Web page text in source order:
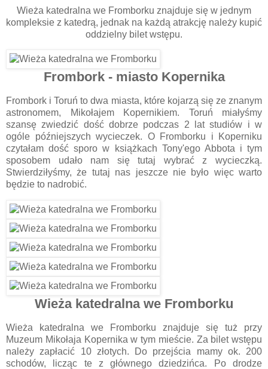
Wieża katedralna we Fromborku znajduje się w jednym
kompleksie z katedrą, jednak na każdą atrakcję należy kupić
oddzielny bilet wstępu.
Frombork - miasto Kopernika
Frombork i Toruń to dwa miasta, które kojarzą się ze znanym
astronomem, Mikołajem Kopernikiem. Toruń miałyśmy
szansę zwiedzić dość dobrze podczas 2 lat studiów i w
ogóle późniejszych wycieczek. O Fromborku i Koperniku
czytałam dość sporo w książkach Tony'ego Abbota i tym
sposobem udało nam się tutaj wybrać z wycieczką.
Stwierdziłyśmy, że tutaj nas jeszcze nie było więc warto
będzie to nadrobić.
Wieża katedralna we Fromborku
Wieża katedralna we Fromborku znajduje się tuż przy
Muzeum Mikołaja Kopernika w tym mieście. Za bilet wstępu
należy zapłacić 10 złotych. Do przejścia mamy ok. 200
schodów, licząc te z głównego dziedzińca. Po drodze